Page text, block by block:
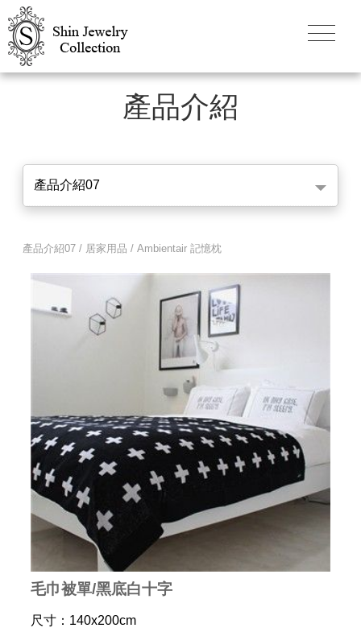
產品介紹
產品介紹07
產品介紹07 / 居家用品 / Ambientair 記憶枕
毛巾被單/黑底白十字
尺寸：140x200cm